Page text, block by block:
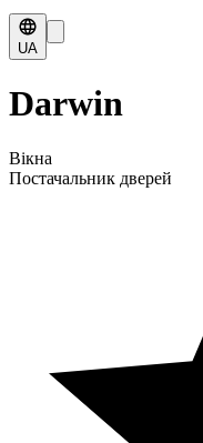
UA
Darwin
Вікна
Постачальник дверей